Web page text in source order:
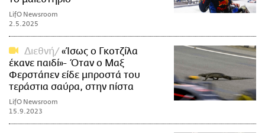
LifO Newsroom
2.5.2025
Διεθνή
«Ίσως ο Γκοτζίλα
έκανε παιδί»- Όταν ο Μαξ
Φερστάπεν είδε μπροστά του
τεράστια σαύρα, στην πίστα
LifO Newsroom
15.9.2023